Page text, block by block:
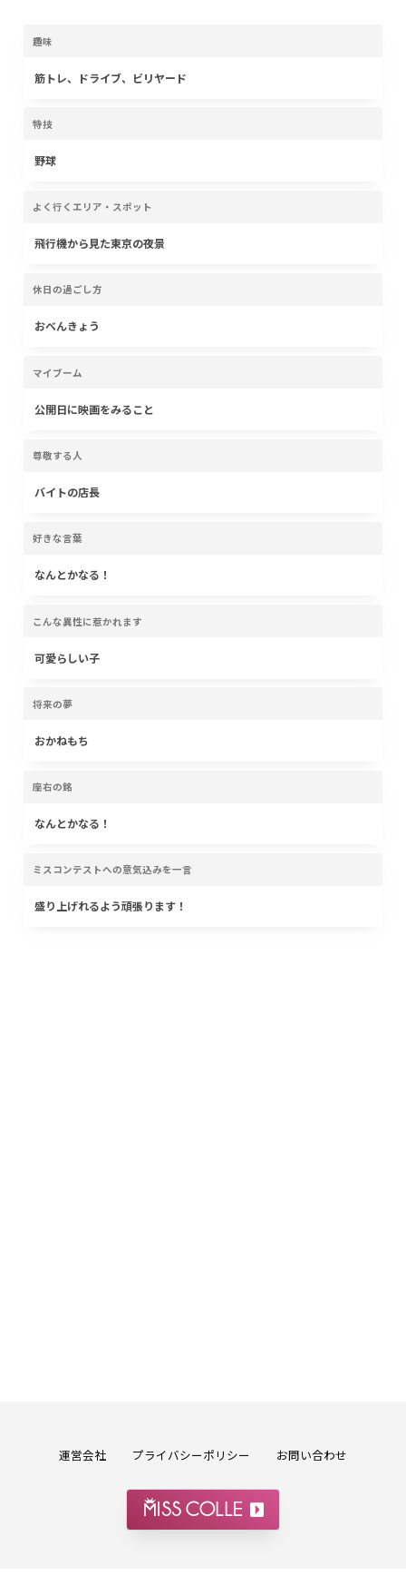
趣味
筋トレ、ドライブ、ビリヤード
特技
野球
よく行くエリア・スポット
飛行機から見た東京の夜景
休日の過ごし方
おべんきょう
マイブーム
公開日に映画をみること
尊敬する人
バイトの店長
好きな言葉
なんとかなる！
こんな異性に惹かれます
可愛らしい子
将来の夢
おかねもち
座右の銘
なんとかなる！
ミスコンテストへの意気込みを一言
盛り上げれるよう頑張ります！
運営会社 プライバシーポリシー お問い合わせ